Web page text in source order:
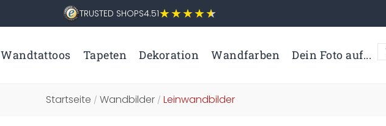
TRUSTED SHOPS4.51
Wandtattoos Tapeten Dekoration Wandfarben Dein Foto auf...
Startseite / Wandbilder/ Leinwandbilder